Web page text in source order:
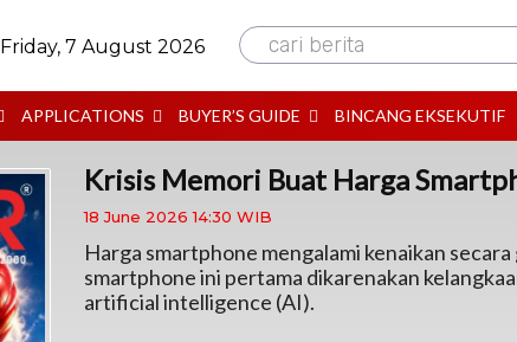
Friday, 7 August 2026 cari berita
APPLICATIONS BUYER’S GUIDE BINCANG EKSEKUTIF
Krisis Memori Buat Harga
18 June 2026 14:30 WIB
Harga smartphone mengalami kenaikan
smartphone ini pertama dikarenakan
artificial intelligence (AI).